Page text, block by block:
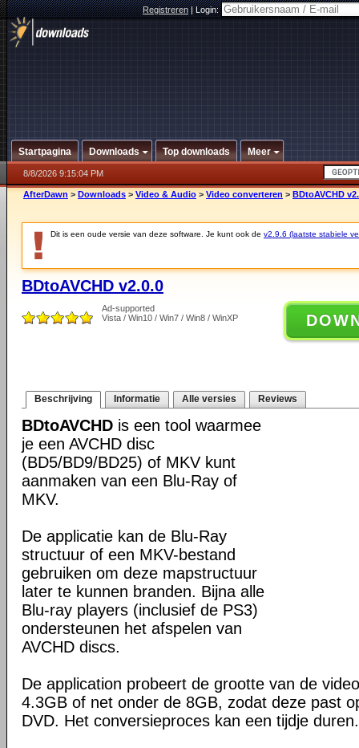
Registreren|Login:
Startpagina Downloads Top downloads Meer
8/8/2026 9:15:04 PM
AfterDawn > Downloads > Video & Audio > Video converteren > BDtoAVCHD
Dit is een oude versie van deze software. Je kunt ook de v2.9.6 (laatste stabiele
BDtoAVCHD v2.0.0
Ad-supported
Vista / Win10 / Win7 / Win8 / WinXP
Beschrijving Informatie Alle versies Reviews
BDtoAVCHD is een tool waarmee
je een AVCHD disc
(BD5/BD9/BD25) of MKV kunt
aanmaken van een Blu-Ray of
MKV.
De applicatie kan de Blu-Ray
structuur of een MKV-bestand
gebruiken om deze mapstructuur
later te kunnen branden. Bijna alle
Blu-ray players (inclusief de PS3)
ondersteunen het afspelen van
AVCHD discs.
De application probeert de grootte van de
4.3GB of net onder de 8GB, zodat deze past
DVD. Het conversieproces kan een tijdje duren.